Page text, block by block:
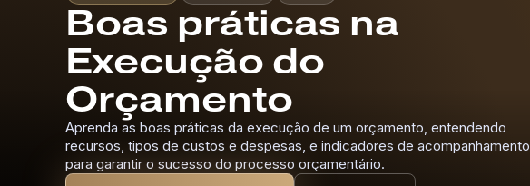
Boas práticas na
Execução do
Orçamento
Aprenda as boas práticas da execução de um orçamento, entendendo
recursos, tipos de custos e despesas, e indicadores de acompanhamento
para garantir o sucesso do processo orçamentário.